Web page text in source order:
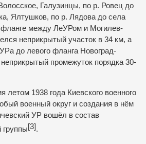
, Галузинцы, по р. Ровец до
, Ялтушков, по р. Лядова до села
между ЛеУРом и Могилев-
неприкрытый участок в 34 км, а
до левого фланга Новоград-
промежуток порядка 30-
летом 1938 года Киевского военного
военный округ и создания в нём
УР вошёл в состав
группы[3].